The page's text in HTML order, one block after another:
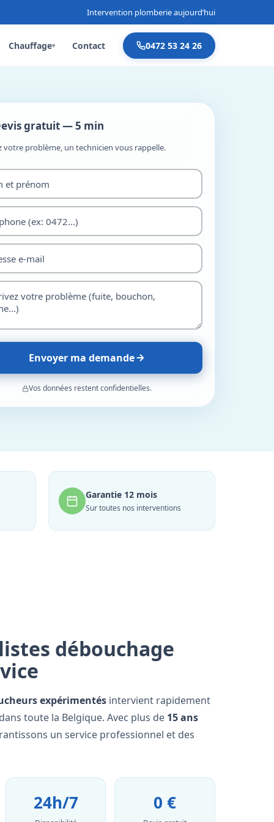
Intervention plomberie aujourd’hui
Chauffage▾ Contact 0472 53 24 26
gratuit — 5 min
votre problème, un technicien vous rappelle.
Envoyer ma demande
Vos données restent confidentielles.
Garantie 12 mois
Sur toutes nos interventions
débouchage
expérimentés intervient rapidement
toute la Belgique. Avec plus de 15 ans
un service professionnel et des
24h/7 0 €